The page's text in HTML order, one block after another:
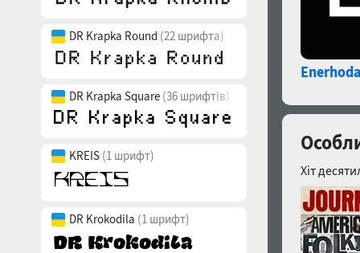
DR Krapka Round (22 шрифта)
DR Krapka Square (36 шрифтів)
KREIS (1 шрифт)
DR Krokodila (1 шрифт)
Хіт